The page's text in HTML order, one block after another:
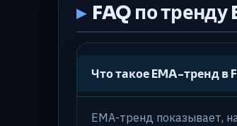
FAQ по тренду
Что такое EMA-тренд в
EMA-тренд показывает,